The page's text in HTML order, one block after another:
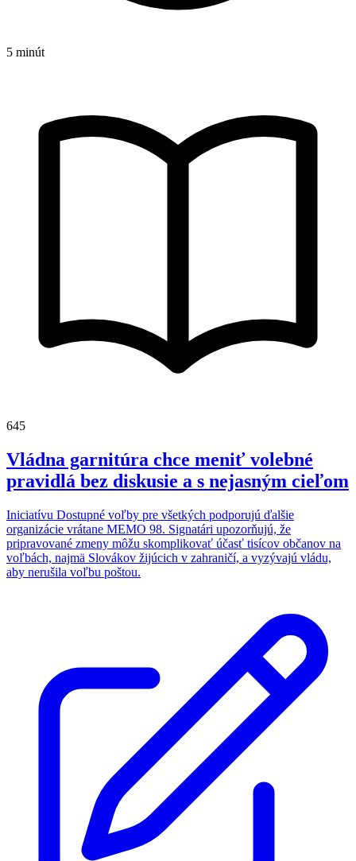
5 minút
645
Vládna garnitúra chce meniť volebné
pravidlá bez diskusie a s nejasným cieľom
Iniciatívu Dostupné voľby pre všetkých podporujú ďalšie
organizácie vrátane MEMO 98. Signatári upozorňujú, že
pripravované zmeny môžu skomplikovať účasť tisícov občanov na
voľbách, najmä Slovákov žijúcich v zahraničí, a vyzývajú vládu,
aby nerušila voľbu poštou.